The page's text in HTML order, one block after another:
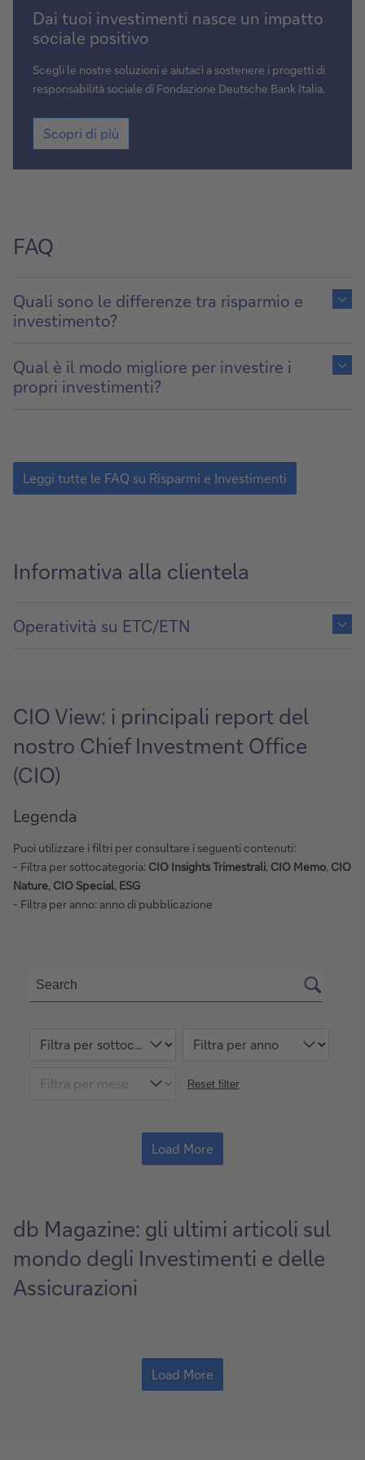
Scopri
di
più
Dai tuoi investimenti nasce un impatto
sociale positivo
Scegli le nostre soluzioni e aiutaci a sostenere i progetti di
responsabilità sociale di Fondazione Deutsche Bank Italia.
Scopri
di
più
Scopri di più
FAQ
content
of
Quali sono le differenze tra risparmio e
investimento?
content
of
Qual è il modo migliore per investire i
propri investimenti?
Leggi
tutte
le
Investimenti
Leggi tutte le FAQ su Risparmi e Investimenti
Informativa alla clientela
content
Operatività su ETC/ETN
CIO View: i principali report del
nostro Chief Investment Office
(CIO)
Legenda
Puoi utilizzare i filtri per consultare i seguenti contenuti:
- Filtra per sottocategoria: CIO Insights Trimestrali, CIO Memo, CIO
Nature, CIO Special, ESG
- Filtra per anno: anno di pubblicazione
Reset filter
Load More
db Magazine: gli ultimi articoli sul
mondo degli Investimenti e delle
Assicurazioni
Load More